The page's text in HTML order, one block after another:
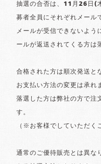
抽選の合否は、11月26日(
募者全員にそれぞれメール
メールが受信できないよう
ールが返送されてくる方は
合格された方は順次発送と
お支払い方法の変更は承れ
落選した方は弊社の方で注
す。
（※お客様でしていただく
通常のご優待販売とは異な